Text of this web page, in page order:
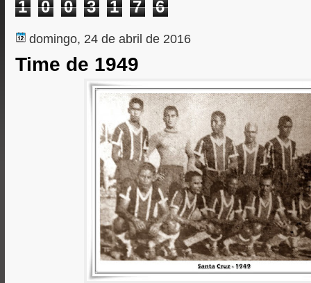
1
0 0 3 1 7 6
domingo, 24 de abril de 2016
Time de 1949